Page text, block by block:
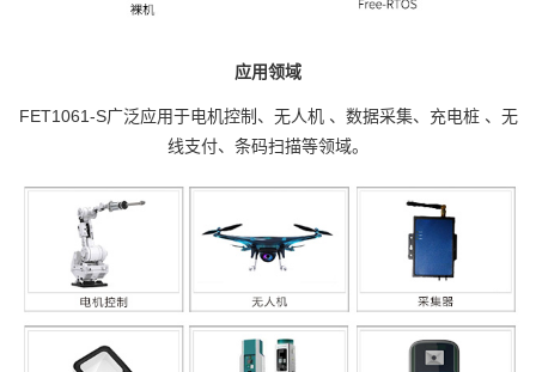
应用领域
FET1061-S广泛应用于电机控制、 无人机、数据采集、 充电桩、无
线支付、条码扫描等领域。